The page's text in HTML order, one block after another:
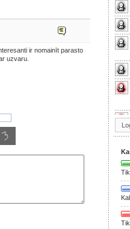
ir nomainīt parasto
uzvaru.